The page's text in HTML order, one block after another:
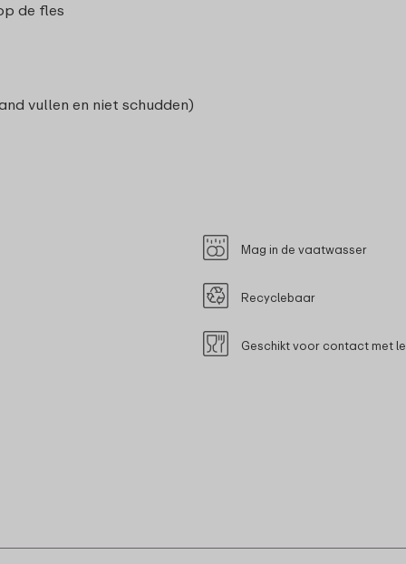
de fles
vullen en niet schudden)
Mag in de vaatwasser
Recyclebaar
Geschikt voor contact met